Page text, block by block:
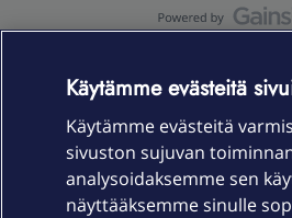
Laitteet & liittymät
Käytämme evästeitä
Käytämme evästeitä
sivuston sujuvan
analysoidaksemme sen
näyttääksemme sinulle